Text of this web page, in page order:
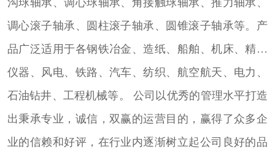
调心滚子轴承、圆柱滚子轴承、圆锥滚子轴承等。产
品广泛适用于各钢铁冶金、造纸、船舶、机床、精密
仪器、风电、铁路、汽车、纺织、航空航天、电力、
石油钻井、工程机械等。 公司以优秀的管理水平打造
出秉承专业，诚信，双赢的运营目的，赢得了众多企
业的信赖和好评，在行业内逐渐树立起公司良好的品